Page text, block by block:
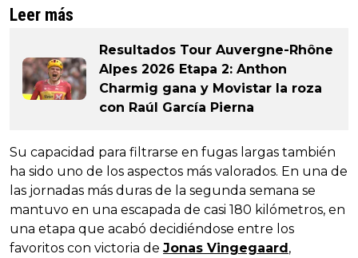
Leer más
Resultados Tour Auvergne-Rhône
Alpes 2026 Etapa 2: Anthon
Charmig gana y Movistar la roza
con Raúl García Pierna
Su capacidad para filtrarse en fugas largas también
ha sido uno de los aspectos más valorados. En una de
las jornadas más duras de la segunda semana se
mantuvo en una escapada de casi 180 kilómetros, en
una etapa que acabó decidiéndose entre los
favoritos con victoria de Jonas Vingegaard,